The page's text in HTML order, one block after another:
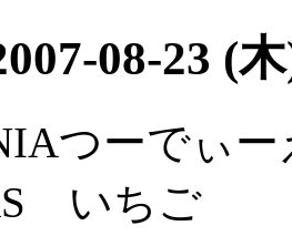
08-23 (
つーでぃ
いちご